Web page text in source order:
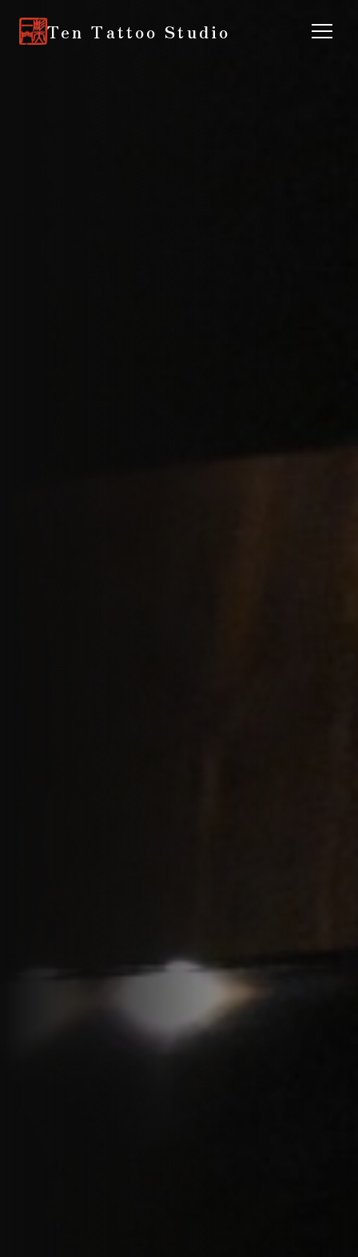
Ten Tattoo Studio